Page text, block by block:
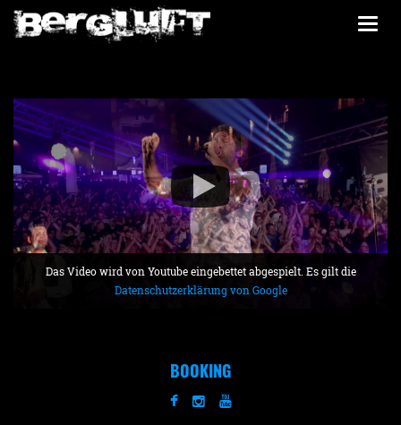
Das Video wird von Youtube eingebettet abgespielt. Es gilt die
Datenschutzerklärung von Google
BOOKING